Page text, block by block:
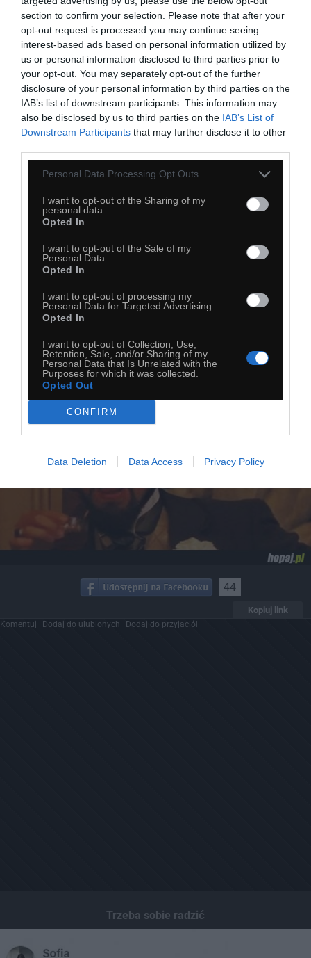
section to confirm your selection. Please note that after your
opt-out request is processed you may continue seeing
interest-based ads based on personal information utilized by
us or personal information disclosed to third parties prior to
your opt-out. You may separately opt-out of the further
disclosure of your personal information by third parties on the
IAB’s list of downstream participants. This information may
also be disclosed by us to third parties on the IAB’s List of
Downstream Participants that may further disclose it to other
Personal Data Processing Opt Outs
I want to opt-out of the Sharing of my
personal data.
Opted In
I want to opt-out of the Sale of my
Personal Data.
Opted In
I want to opt-out of processing my
Personal Data for Targeted Advertising.
Opted In
I want to opt-out of Collection, Use,
Retention, Sale, and/or Sharing of my
Personal Data that Is Unrelated with the
Purposes for which it was collected.
Opted Out
CONFIRM
Data Deletion Data Access Privacy Policy
23
Kopiuj link
Dodaj do przyjaciół
Tak było
44
Kopiuj link
Komentuj Dodaj do ulubionych Dodaj do przyjaciół
Trzeba sobie radzić